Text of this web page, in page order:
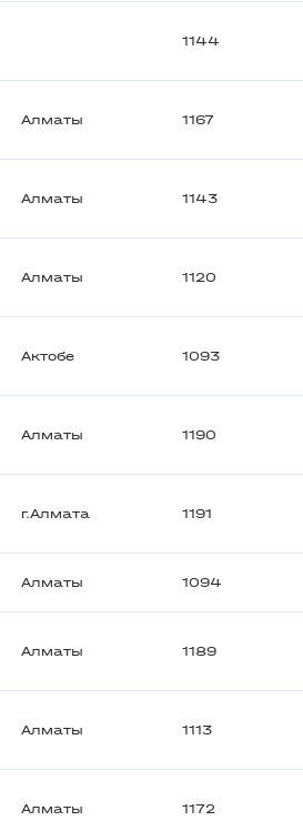
1144
Алматы 1167
Алматы 1143
Алматы 1120
Актобе 1093
Алматы 1190
г.Алмата 1191
Алматы 1094
Алматы 1189
Алматы 1113
Алматы 1172